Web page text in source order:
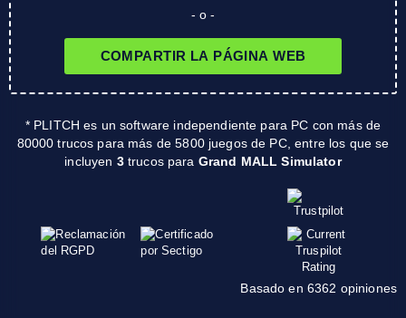
- o -
COMPARTIR LA PÁGINA WEB
* PLITCH es un software independiente para PC con más de
80000 trucos para más de 5800 juegos de PC, entre los que se
incluyen 3trucos para Grand MALL Simulator
Basado en 6362 opiniones